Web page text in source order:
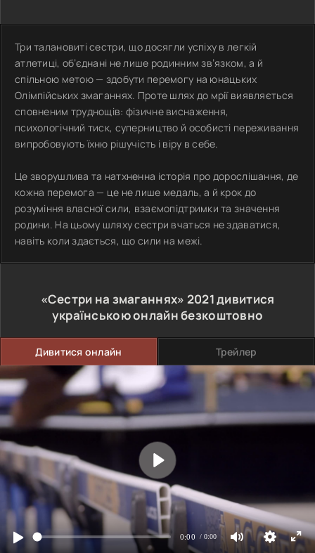
Три талановиті сестри, що досягли успіху в легкій
атлетиці, об’єднані не лише родинним зв’язком, а й
спільною метою — здобути перемогу на юнацьких
Олімпійських змаганнях. Проте шлях до мрії виявляється
сповненим труднощів: фізичне виснаження,
психологічний тиск, суперництво й особисті переживання
випробовують їхню рішучість і віру в себе.
Це зворушлива та натхненна історія про дорослішання, де
кожна перемога — це не лише медаль, а й крок до
розуміння власної сили, взаємопідтримки та значення
родини. На цьому шляху сестри вчаться не здаватися,
навіть коли здається, що сили на межі.
«Сестри на змаганнях» 2021дивитися
українською онлайн безкоштовно
Дивитися онлайн Трейлер